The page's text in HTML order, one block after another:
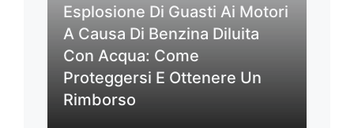
Esplosione Di Guasti Ai Motori
A Causa Di Benzina Diluita
Con Acqua: Come
Proteggersi E Ottenere Un
Rimborso